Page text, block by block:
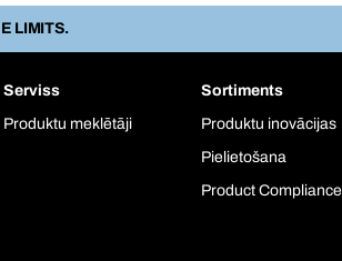
LIMITS.
Serviss
Produktu meklētāji
Sortiments
Produktu inovācijas
Pielietošana
Product Compliance